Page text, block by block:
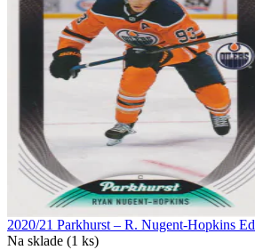
2020/21 Parkhurst – R. Nugent-Hopkins
Na sklade (1 ks)